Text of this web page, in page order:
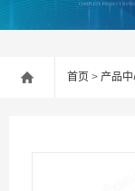
首页 > 产品